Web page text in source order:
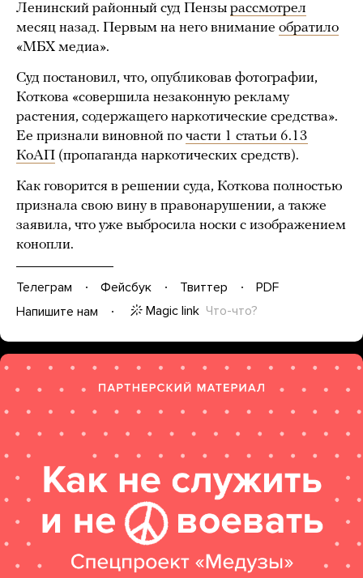
Ленинский районный суд Пензы рассмотрел
месяц назад. Первым на него внимание обратило
«МБХ медиа».
Суд постановил, что, опубликовав фотографии,
Коткова «совершила незаконную рекламу
растения, содержащего наркотические средства».
Ее признали виновной по части 1 статьи 6.13
КоАП (пропаганда наркотических средств).
Как говорится в решении суда, Коткова полностью
признала свою вину в правонарушении, а также
заявила, что уже выбросила носки с изображением
конопли.
Телеграм Фейсбук Твиттер
PDF
Напишите нам
Magic link Что-что?